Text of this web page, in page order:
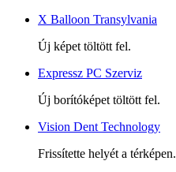
X Balloon Transylvania
Új képet töltött fel.
Expressz PC Szerviz
Új borítóképet töltött fel.
Vision Dent Technology
Frissítette helyét a térképen.